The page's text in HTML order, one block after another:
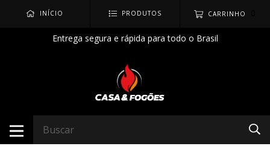
INÍCIO PRODUTOS CARRINHO
Entrega segura e rápida para todo o Brasil